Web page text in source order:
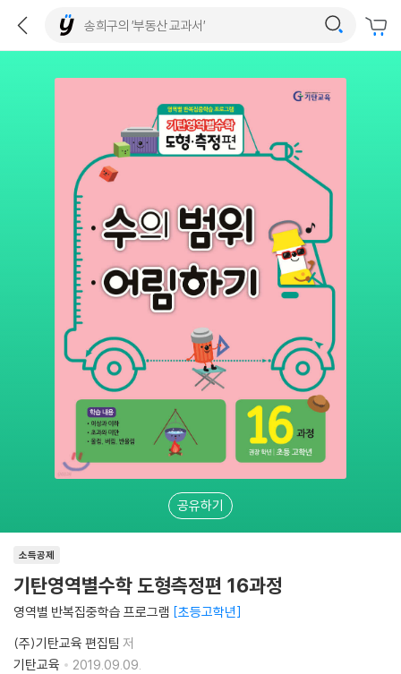
공유하기
소득공제
기탄영역별수학 도형측정편 16과정
영역별 반복집중학습 프로그램 초등고학년
(주)기탄교육 편집팀 저
기탄교육
2019.09.09.